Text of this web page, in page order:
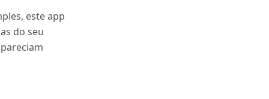
este app
do seu